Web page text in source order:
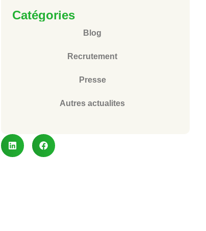
Catégories
Blog
Recrutement
Presse
Autres actualites